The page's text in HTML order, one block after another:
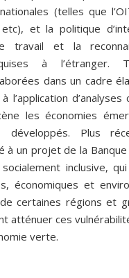
(telles que
etc), et la politique
travail et la
à l’étranger.
dans un cadre
l’application d’analyses
les économies
Plus
à un projet de la
inclusive,
économiques et
certaines régions et
atténuer ces
verte.